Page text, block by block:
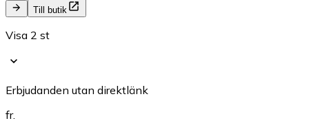
Till butik
Visa 2 st
Erbjudanden utan direktlänk
fr.